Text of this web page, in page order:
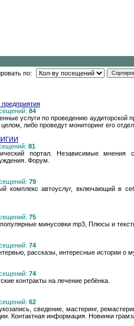
по:
предприятия
84
услуги по проведению
либо проведут мониторинг его
81
портал. Независимые
Форум.
79
комплекс автоуслуг, включающий в
75
минусовки mp3, Плюсы и
74
рассказы, интересные истории о
74
контракты на лечение ребёнка.
62
сведение, мастеринг,
Контактная информация. Новинки